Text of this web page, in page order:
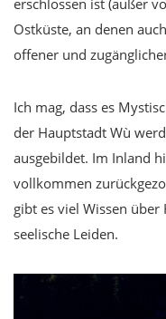
Ostküste, an denen
offener und
Ich mag, dass es
der Hauptstadt Wù
ausgebildet. Im Inland
vollkommen
gibt es viel Wissen
seelische Leiden.